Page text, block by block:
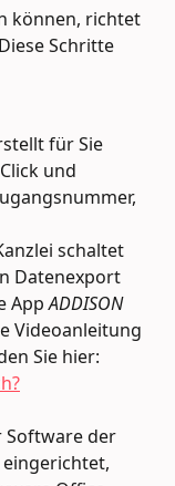
können, richtet
Schritte
für Sie
und
schaltet
Datenexport
App ADDISON
Videoanleitung
Sie hier:
Software der